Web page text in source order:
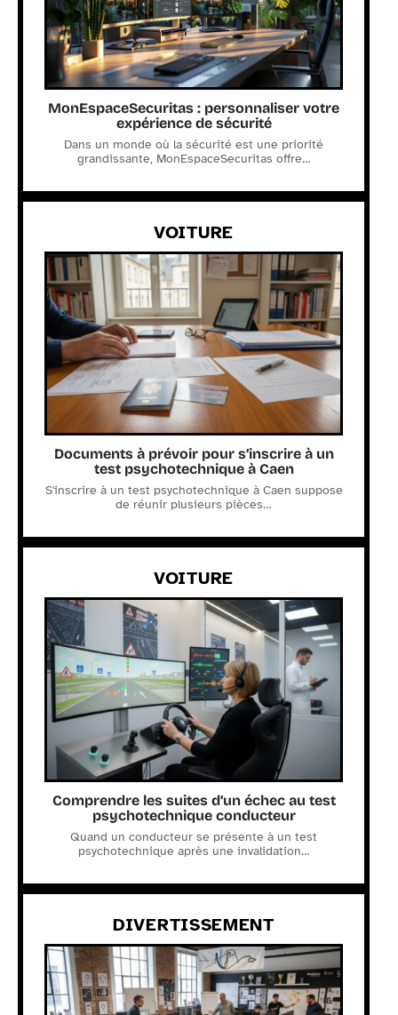
MonEspaceSecuritas : personnaliser votre
expérience de sécurité
Dans un monde où la sécurité est une priorité
grandissante, MonEspaceSecuritas offre…
VOITURE
Documents à prévoir pour s’inscrire à un
test psychotechnique à Caen
S'inscrire à un test psychotechnique à Caen suppose
de réunir plusieurs pièces…
VOITURE
Comprendre les suites d’un échec au test
psychotechnique conducteur
Quand un conducteur se présente à un test
psychotechnique après une invalidation…
DIVERTISSEMENT